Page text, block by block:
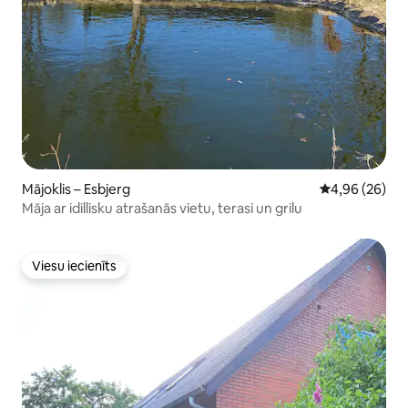
Mājoklis – Esbjerg Vidējais
4,96 (26)
Māja ar idillisku atrašanās vietu, terasi un grilu
Viesu iecienīts
Viesu iecienīts